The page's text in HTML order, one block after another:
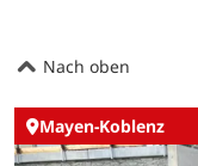
Nach oben
Mayen-Koblenz